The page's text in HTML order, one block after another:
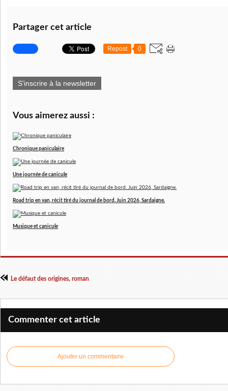
Partager cet article
Repost 0
S'inscrire à la newsletter
Vous aimerez aussi :
Chronique paniculaire
Une journée de canicule
Road trip en van, récit tiré du journal de bord. Juin 2026, Sardaigne.
Musique et canicule
Le défaut des origines, roman
Commenter cet article
Ajouter un commentaire